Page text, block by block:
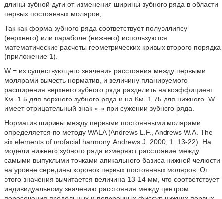
длины зубной дуги от изменения ширины зубного ряда в области
первых постоянных моляров;
Так как форма зубного ряда соответствует полуэллипсу
(верхнего) или параболе (нижнего) используются
математические расчеты геометрических кривых второго порядка
(приложение 1).
W = из существующего значения расстояния между первыми
молярами вычесть норматив, и величину планируемого
расширения верхнего зубного ряда разделить на коэффициент
Км=1.5 для верхнего зубного ряда и на Км=1.75 для нижнего. W
имеет отрицательный знак «-» при сужении зубного ряда.
Норматив ширины между первыми постоянными молярами
определяется по методу WALA (Andrews L.F., Andrews W.A. The
six elements of orofacial harmony. Andrews J. 2000, 1: 13-22). На
модели нижнего зубного ряда измеряют расстояние между
самыми выпуклыми точками апикального базиса нижней челюсти
на уровне середины коронок первых постоянных моляров. От
этого значения вычитается величина 13-14 мм, что соответствует
индивидуальному значению расстояния между центром